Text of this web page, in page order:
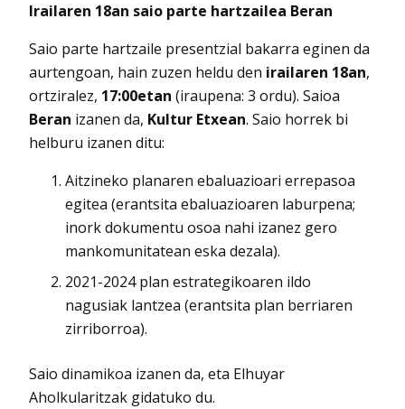
Irailaren 18an saio parte hartzailea Beran
Saio parte hartzaile presentzial bakarra eginen da
aurtengoan, hain zuzen heldu den irailaren 18an,
ortziralez, 17:00etan (iraupena: 3 ordu). Saioa
Beran izanen da, Kultur Etxean. Saio horrek bi
helburu izanen ditu:
Aitzineko planaren ebaluazioari errepasoa
egitea (erantsita ebaluazioaren laburpena;
inork dokumentu osoa nahi izanez gero
mankomunitatean eska dezala).
2021-2024 plan estrategikoaren ildo
nagusiak lantzea (erantsita plan berriaren
zirriborroa).
Saio dinamikoa izanen da, eta Elhuyar
Aholkularitzak gidatuko du.